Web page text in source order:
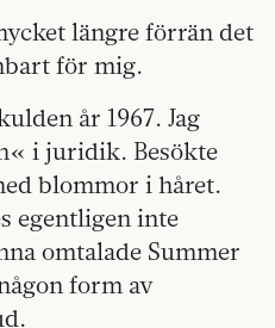
längre förrän det
för mig.
år 1967. Jag
i juridik. Besökte
blommor i håret.
egentligen inte
omtalade Summer
form av